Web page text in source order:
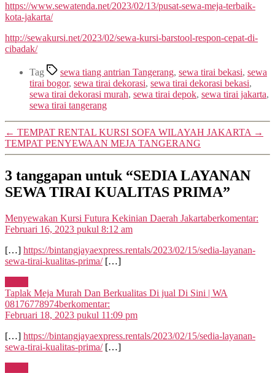
https://www.sewatenda.net/2023/02/13/pusat-sewa-meja-terbaik-
kota-jakarta/
http://sewakursi.net/2023/02/sewa-kursi-barstool-respon-cepat-di-
cibadak/
Tag sewa tiang antrian Tangerang, sewa tirai bekasi, sewa
tirai bogor, sewa tirai dekorasi, sewa tirai dekorasi bekasi,
sewa tirai dekorasi murah, sewa tirai depok, sewa tirai jakarta,
sewa tirai tangerang
← TEMPAT RENTAL KURSI SOFA WILAYAH JAKARTA →
TEMPAT PENYEWAAN MEJA TANGERANG
3 tanggapan untuk “SEDIA LAYANAN
SEWA TIRAI KUALITAS PRIMA”
Menyewakan Kursi Futura Kekinian Daerah Jakartaberkomentar:
Februari 16, 2023 pukul 8:12 am
[…] https://bintangjayaexpress.rentals/2023/02/15/sedia-layanan-
sewa-tirai-kualitas-prima/[…]
Taplak Meja Murah Dan Berkualitas Di jual Di Sini | WA
08176778974berkomentar:
Februari 18, 2023 pukul 11:09 pm
[…] https://bintangjayaexpress.rentals/2023/02/15/sedia-layanan-
sewa-tirai-kualitas-prima/[…]